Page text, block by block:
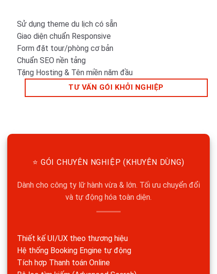
Sử dụng theme du lịch có sẵn
Giao diện chuẩn Responsive
Form đặt tour/phòng cơ bản
Chuẩn SEO nền tảng
Tặng Hosting & Tên miền năm đầu
TƯ VẤN GÓI KHỞI NGHIỆP
⭐ GÓI CHUYÊN NGHIỆP (KHUYÊN DÙNG)
Dành cho công ty lữ hành vừa & lớn. Tối ưu chuyển đổi
và tự động hóa toàn diện.
Thiết kế UI/UX theo thương hiệu
Hệ thống Booking Engine tự động
Tích hợp Thanh toán Online